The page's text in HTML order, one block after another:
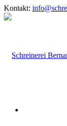
Kontakt: